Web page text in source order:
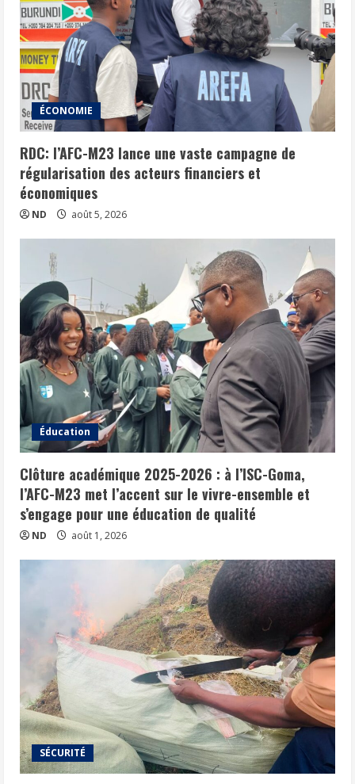
ÉCONOMIE
RDC: l’AFC-M23 lance une vaste campagne de
régularisation des acteurs financiers et
économiques
ND août 5, 2026
Éducation
Clôture académique 2025-2026 : à l’ISC-Goma,
l’AFC-M23 met l’accent sur le vivre-ensemble et
s’engage pour une éducation de qualité
ND août 1, 2026
SÉCURITÉ